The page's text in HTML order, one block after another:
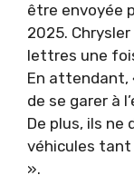
être envoyée
2025.
lettres une
En attendant,
de se garer à
De plus, ils ne
véhicules tant
».